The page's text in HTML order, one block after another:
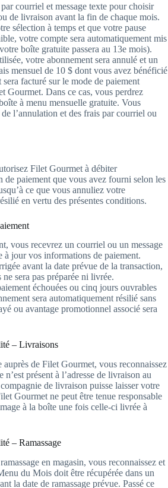
courriel et message texte pour choisir
de livraison avant la fin de chaque mois.
sélection à temps et que votre pause
votre compte sera automatiquement mis
boîte gratuite passera au 13e mois).
votre abonnement sera annulé et un
mensuel de 10 $ dont vous avez bénéficié
facturé sur le mode de paiement
Gourmet. Dans ce cas, vous perdrez
à menu mensuelle gratuite. Vous
l’annulation et des frais par courriel ou
Filet Gourmet à débiter
de paiement que vous avez fourni selon les
ce que vous annuliez votre
en vertu des présentes conditions.
vous recevrez un courriel ou un message
à jour vos informations de paiement.
avant la date prévue de la transaction,
sera pas préparée ni livrée.
échouées ou cinq jours ouvrables
sera automatiquement résilié sans
ou avantage promotionnel associé sera
– Livraisons
auprès de Filet Gourmet, vous reconnaissez
n’est présent à l’adresse de livraison au
de livraison puisse laisser votre
Gourmet ne peut être tenue responsable
à la boîte une fois celle-ci livrée à
– Ramassage
en magasin, vous reconnaissez et
du Mois doit être récupérée dans un
la date de ramassage prévue. Passé ce